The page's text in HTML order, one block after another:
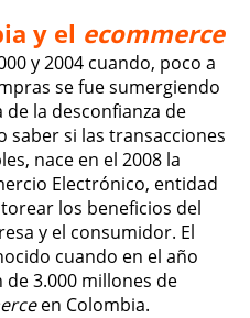
y el ecommerce
y 2004 cuando, poco a
se fue sumergiendo
la desconfianza de
saber si las transacciones
nace en el 2008 la
Electrónico, entidad
los beneficios del
y el consumidor. El
cuando en el año
3.000 millones de
en Colombia.